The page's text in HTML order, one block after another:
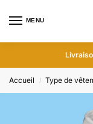
MENU
Accueil / Type de